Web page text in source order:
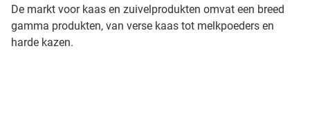
De markt voor kaas en zuivelprodukten omvat een breed
gamma produkten, van verse kaas tot melkpoeders en
harde kazen.